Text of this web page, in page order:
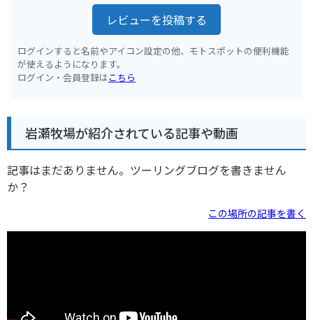
レビューを投稿する
ログインすると名前やアイコン設定の他、モトスポットの便利機能
が使えるようになります。
ログイン・会員登録はこちら
岩瀬牧場が紹介されている記事や動画
記事はまだありません。ツーリングブログを書きません
か？
この場所の記事を書く